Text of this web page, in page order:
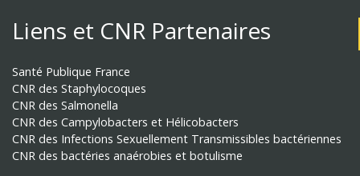
Liens et CNR Partenaires
Santé Publique France
CNR des Staphylocoques
CNR des Salmonella
CNR des Campylobacters et Hélicobacters
CNR des Infections Sexuellement Transmissibles bactériennes
CNR des bactéries anaérobies et botulisme